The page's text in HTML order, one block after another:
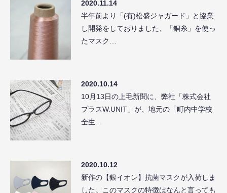
2020.11.14
半年前より「(有)松盛ジャガード」と協業
し開発をしておりました、「銅糸」を使っ
たマスク…
2020.10.14
10月13日の上毛新聞に、弊社「株式会社
プラスW.UNIT」が、地元の「町内中学校
全生…
2020.10.12
新作の【銀イオン】抗菌マスクが入荷しま
した。このマスクの特徴はなんと言っても